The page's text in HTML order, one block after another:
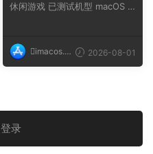
休闲游戏 已测试机型 macOS T
imacos.t
op
2026-08-01
登录